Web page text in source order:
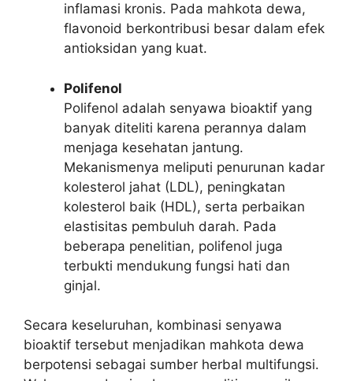
inflamasi kronis. Pada mahkota dewa,
flavonoid berkontribusi besar dalam efek
antioksidan yang kuat.
Polifenol
Polifenol adalah senyawa bioaktif yang
banyak diteliti karena perannya dalam
menjaga kesehatan jantung.
Mekanismenya meliputi penurunan kadar
kolesterol jahat (LDL), peningkatan
kolesterol baik (HDL), serta perbaikan
elastisitas pembuluh darah. Pada
beberapa penelitian, polifenol juga
terbukti mendukung fungsi hati dan
ginjal.
Secara keseluruhan, kombinasi senyawa
bioaktif tersebut menjadikan mahkota dewa
berpotensi sebagai sumber herbal multifungsi.